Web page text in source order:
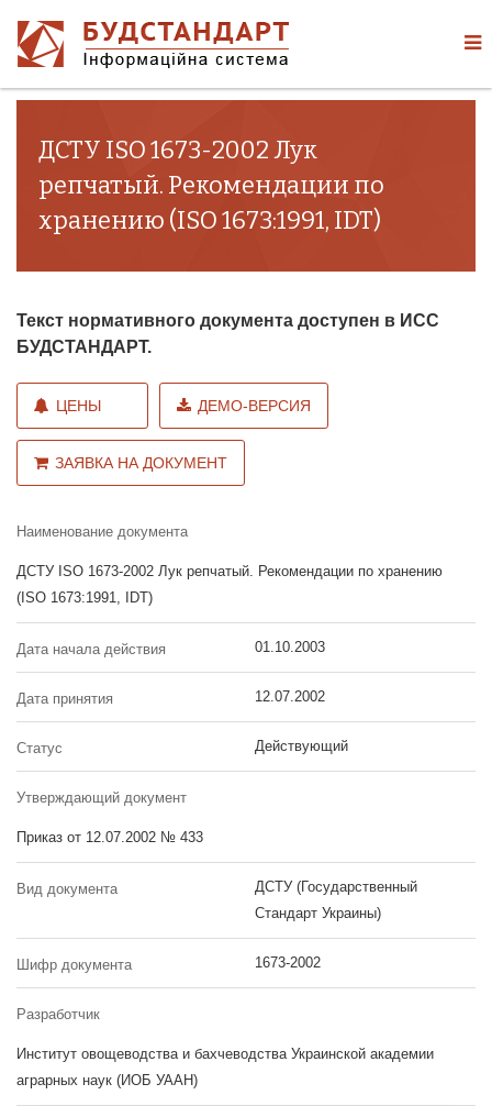
ДСТУ ISO 1673-2002 Лук
репчатый. Рекомендации по
хранению (ISO 1673:1991, IDT)
Текст нормативного документа доступен в ИСС
БУДСТАНДАРТ.
ЦЕНЫ ДЕМО-ВЕРСИЯ
ЗАЯВКА НА ДОКУМЕНТ
Наименование документа
ДСТУ ISO 1673-2002 Лук репчатый. Рекомендации по хранению
(ISO 1673:1991, IDT)
Дата начала действия 01.10.2003
Дата принятия 12.07.2002
Статус Действующий
Утверждающий документ
Приказ от 12.07.2002 № 433
Вид документа
ДСТУ (Государственный
Стандарт Украины)
Шифр документа 1673-2002
Разработчик
Институт овощеводства и бахчеводства Украинской академии
аграрных наук (ИОБ УААН)